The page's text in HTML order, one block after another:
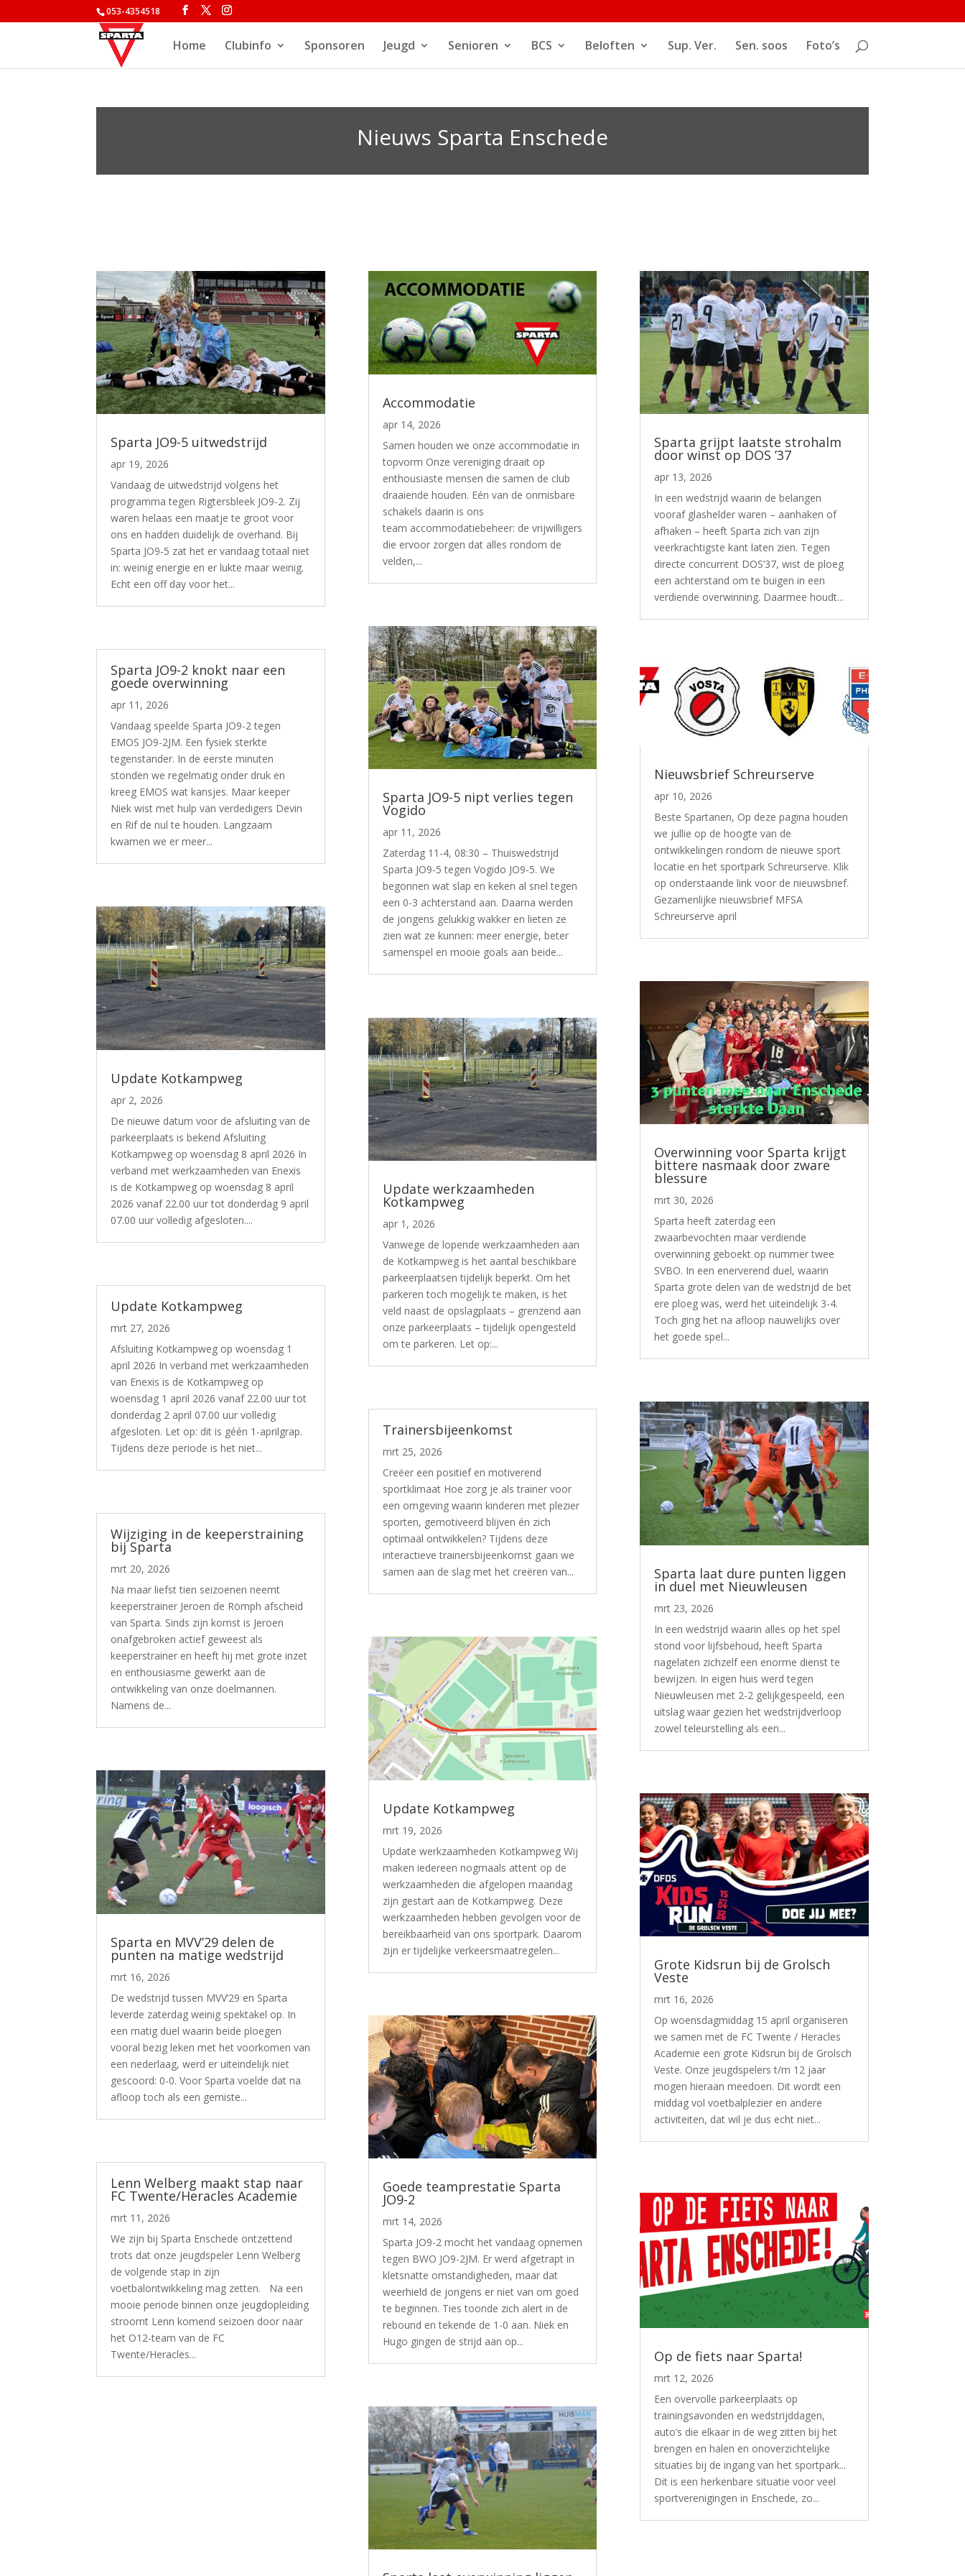
053-4354518
Home Clubinfo Sponsoren Jeugd Senioren BCS Beloften Sup. Ver. Sen. soos Foto’s
Nieuws Sparta Enschede
Sparta JO9-5 uitwedstrijd
apr 19, 2026
Vandaag de uitwedstrijd volgens het
programma tegen Rigtersbleek JO9-2. Zij
waren helaas een maatje te groot voor
ons en hadden duidelijk de overhand. Bij
Sparta JO9-5 zat het er vandaag totaal niet
in: weinig energie en er lukte maar weinig.
Echt een off day voor het...
Sparta JO9-2 knokt naar een
goede overwinning
apr 11, 2026
Vandaag speelde Sparta JO9-2 tegen
EMOS JO9-2JM. Een fysiek sterkte
tegenstander. In de eerste minuten
stonden we regelmatig onder druk en
kreeg EMOS wat kansjes. Maar keeper
Niek wist met hulp van verdedigers Devin
en Rif de nul te houden. Langzaam
kwamen we er meer...
Update Kotkampweg
apr 2, 2026
De nieuwe datum voor de afsluiting van de
parkeerplaats is bekend Afsluiting
Kotkampweg op woensdag 8 april 2026 In
verband met werkzaamheden van Enexis
is de Kotkampweg op woensdag 8 april
2026 vanaf 22.00 uur tot donderdag 9 april
07.00 uur volledig afgesloten....
Update Kotkampweg
mrt 27, 2026
Afsluiting Kotkampweg op woensdag 1
april 2026 In verband met werkzaamheden
van Enexis is de Kotkampweg op
woensdag 1 april 2026 vanaf 22.00 uur tot
donderdag 2 april 07.00 uur volledig
afgesloten. Let op: dit is géén 1-aprilgrap.
Tijdens deze periode is het niet...
Wijziging in de keeperstraining
bij Sparta
mrt 20, 2026
Na maar liefst tien seizoenen neemt
keeperstrainer Jeroen de Römph afscheid
van Sparta. Sinds zijn komst is Jeroen
onafgebroken actief geweest als
keeperstrainer en heeft hij met grote inzet
en enthousiasme gewerkt aan de
ontwikkeling van onze doelmannen.
Namens de...
Sparta en MVV’29 delen de
punten na matige wedstrijd
mrt 16, 2026
De wedstrijd tussen MVV’29 en Sparta
leverde zaterdag weinig spektakel op. In
een matig duel waarin beide ploegen
vooral bezig leken met het voorkomen van
een nederlaag, werd er uiteindelijk niet
gescoord: 0-0. Voor Sparta voelde dat na
afloop toch als een gemiste...
Lenn Welberg maakt stap naar
FC Twente/Heracles Academie
mrt 11, 2026
We zijn bij Sparta Enschede ontzettend
trots dat onze jeugdspeler Lenn Welberg
de volgende stap in zijn
voetbalontwikkeling mag zetten. Na een
mooie periode binnen onze jeugdopleiding
stroomt Lenn komend seizoen door naar
het O12-team van de FC
Twente/Heracles...
Accommodatie
apr 14, 2026
Samen houden we onze accommodatie in
topvorm Onze vereniging draait op
enthousiaste mensen die samen de club
draaiende houden. Eén van de onmisbare
schakels daarin is ons
team accommodatiebeheer: de vrijwilligers
die ervoor zorgen dat alles rondom de
velden,...
Sparta JO9-5 nipt verlies tegen
Vogido
apr 11, 2026
Zaterdag 11-4, 08:30 – Thuiswedstrijd
Sparta JO9-5 tegen Vogido JO9-5. We
begonnen wat slap en keken al snel tegen
een 0-3 achterstand aan. Daarna werden
de jongens gelukkig wakker en lieten ze
zien wat ze kunnen: meer energie, beter
samenspel en mooie goals aan beide...
Update werkzaamheden
Kotkampweg
apr 1, 2026
Vanwege de lopende werkzaamheden aan
de Kotkampweg is het aantal beschikbare
parkeerplaatsen tijdelijk beperkt. Om het
parkeren toch mogelijk te maken, is het
veld naast de opslagplaats – grenzend aan
onze parkeerplaats – tijdelijk opengesteld
om te parkeren. Let op:...
Trainersbijeenkomst
mrt 25, 2026
Creëer een positief en motiverend
sportklimaat Hoe zorg je als trainer voor
een omgeving waarin kinderen met plezier
sporten, gemotiveerd blijven én zich
optimaal ontwikkelen? Tijdens deze
interactieve trainersbijeenkomst gaan we
samen aan de slag met het creëren van...
Update Kotkampweg
mrt 19, 2026
Update werkzaamheden Kotkampweg Wij
maken iedereen nogmaals attent op de
werkzaamheden die afgelopen maandag
zijn gestart aan de Kotkampweg. Deze
werkzaamheden hebben gevolgen voor de
bereikbaarheid van ons sportpark. Daarom
zijn er tijdelijke verkeersmaatregelen...
Goede teamprestatie Sparta
JO9-2
mrt 14, 2026
Sparta JO9-2 mocht het vandaag opnemen
tegen BWO JO9-2JM. Er werd afgetrapt in
kletsnatte omstandigheden, maar dat
weerhield de jongens er niet van om goed
te beginnen. Ties toonde zich alert in de
rebound en tekende de 1-0 aan. Niek en
Hugo gingen de strijd aan op...
Sparta grijpt laatste strohalm
door winst op DOS ’37
apr 13, 2026
In een wedstrijd waarin de belangen
vooraf glashelder waren – aanhaken of
afhaken – heeft Sparta zich van zijn
veerkrachtigste kant laten zien. Tegen
directe concurrent DOS’37, wist de ploeg
een achterstand om te buigen in een
verdiende overwinning. Daarmee houdt...
Nieuwsbrief Schreurserve
apr 10, 2026
Beste Spartanen, Op deze pagina houden
we jullie op de hoogte van de
ontwikkelingen rondom de nieuwe sport
locatie en het sportpark Schreurserve. Klik
op onderstaande link voor de nieuwsbrief.
Gezamenlijke nieuwsbrief MFSA
Schreurserve april
Overwinning voor Sparta krijgt
bittere nasmaak door zware
blessure
mrt 30, 2026
Sparta heeft zaterdag een
zwaarbevochten maar verdiende
overwinning geboekt op nummer twee
SVBO. In een enerverend duel, waarin
Sparta grote delen van de wedstrijd de bet
ere ploeg was, werd het uiteindelijk 3-4.
Toch ging het na afloop nauwelijks over
het goede spel...
Sparta laat dure punten liggen
in duel met Nieuwleusen
mrt 23, 2026
In een wedstrijd waarin alles op het spel
stond voor lijfsbehoud, heeft Sparta
nagelaten zichzelf een enorme dienst te
bewijzen. In eigen huis werd tegen
Nieuwleusen met 2-2 gelijkgespeeld, een
uitslag waar gezien het wedstrijdverloop
zowel teleurstelling als een...
Grote Kidsrun bij de Grolsch
Veste
mrt 16, 2026
Op woensdagmiddag 15 april organiseren
we samen met de FC Twente / Heracles
Academie een grote Kidsrun bij de Grolsch
Veste. Onze jeugdspelers t/m 12 jaar
mogen hieraan meedoen. Dit wordt een
middag vol voetbalplezier en andere
activiteiten, dat wil je dus echt niet...
Op de fiets naar Sparta!
mrt 12, 2026
Een overvolle parkeerplaats op
trainingsavonden en wedstrijddagen,
auto’s die elkaar in de weg zitten bij het
brengen en halen en onoverzichtelijke
situaties bij de ingang van het sportpark...
Dit is een herkenbare situatie voor veel
sportverenigingen in Enschede, zo...